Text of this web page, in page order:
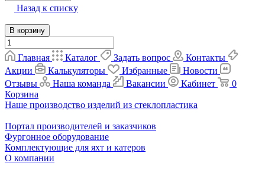
Назад к списку
В корзину
Главная Каталог Задать вопрос
Контакты
Акции
Калькуляторы Избранные
Новости
Отзывы
Наша команда Вакансии Кабинет
0
Корзина
Наше производство изделий из стеклопластика
Портал производителей и заказчиков
Фургонное оборудование
Комплектующие для яхт и катеров
О компании